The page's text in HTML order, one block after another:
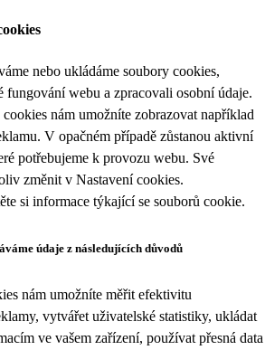
nebo ukládáme soubory cookies,
fungování webu a zpracovali osobní údaje.
nám umožníte zobrazovat například
V opačném případě zůstanou aktivní
potřebujeme k provozu webu. Své
změnit v Nastavení cookies.
si informace týkající se souborů cookie.
údaje z následujících důvodů
nám umožníte měřit efektivitu
vytvářet uživatelské statistiky, ukládat
ve vašem zařízení, používat přesná data